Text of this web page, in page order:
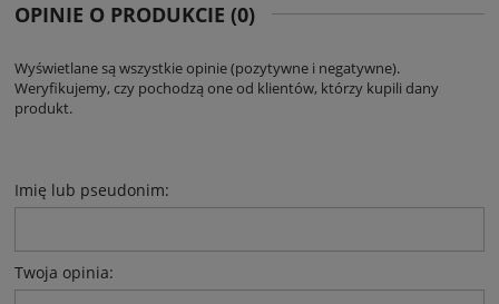
OPINIE O PRODUKCIE (0)
Wyświetlane są wszystkie opinie (pozytywne i negatywne).
Weryfikujemy, czy pochodzą one od klientów, którzy kupili dany
produkt.
Imię lub pseudonim:
Twoja opinia: